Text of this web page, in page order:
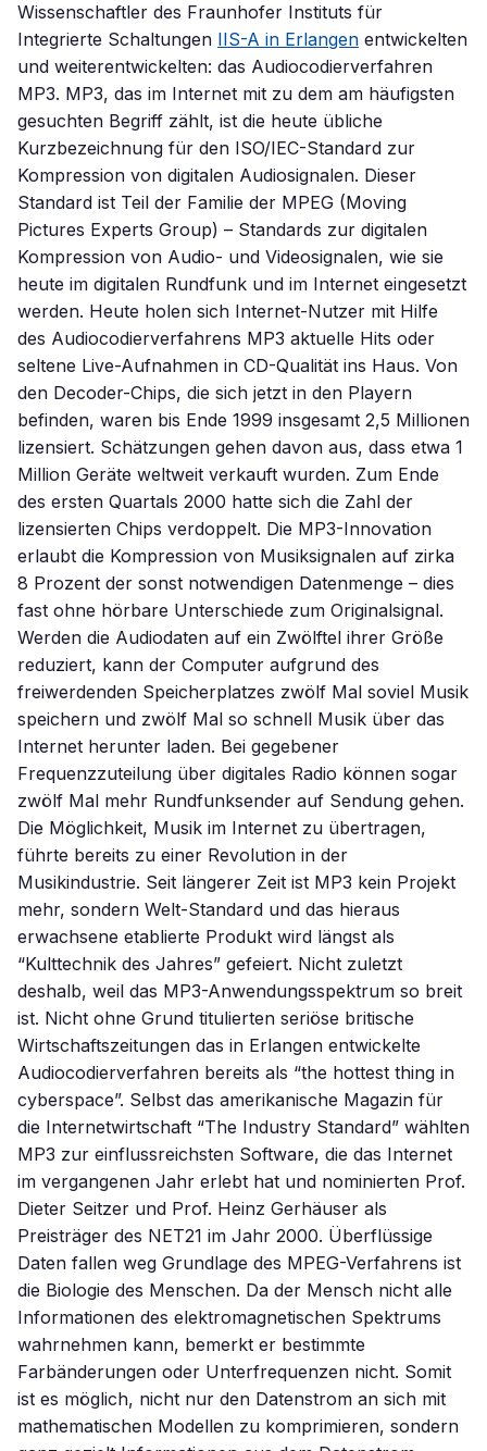
Wissenschaftler des Fraunhofer Instituts für
Integrierte Schaltungen IIS-A in Erlangen entwickelten
und weiterentwickelten: das Audiocodierverfahren
MP3. MP3, das im Internet mit zu dem am häufigsten
gesuchten Begriff zählt, ist die heute übliche
Kurzbezeichnung für den ISO/IEC-Standard zur
Kompression von digitalen Audiosignalen. Dieser
Standard ist Teil der Familie der MPEG (Moving
Pictures Experts Group) – Standards zur digitalen
Kompression von Audio- und Videosignalen, wie sie
heute im digitalen Rundfunk und im Internet eingesetzt
werden. Heute holen sich Internet-Nutzer mit Hilfe
des Audiocodierverfahrens MP3 aktuelle Hits oder
seltene Live-Aufnahmen in CD-Qualität ins Haus. Von
den Decoder-Chips, die sich jetzt in den Playern
befinden, waren bis Ende 1999 insgesamt 2,5 Millionen
lizensiert. Schätzungen gehen davon aus, dass etwa 1
Million Geräte weltweit verkauft wurden. Zum Ende
des ersten Quartals 2000 hatte sich die Zahl der
lizensierten Chips verdoppelt. Die MP3-Innovation
erlaubt die Kompression von Musiksignalen auf zirka
8 Prozent der sonst notwendigen Datenmenge – dies
fast ohne hörbare Unterschiede zum Originalsignal.
Werden die Audiodaten auf ein Zwölftel ihrer Größe
reduziert, kann der Computer aufgrund des
freiwerdenden Speicherplatzes zwölf Mal soviel Musik
speichern und zwölf Mal so schnell Musik über das
Internet herunter laden. Bei gegebener
Frequenzzuteilung über digitales Radio können sogar
zwölf Mal mehr Rundfunksender auf Sendung gehen.
Die Möglichkeit, Musik im Internet zu übertragen,
führte bereits zu einer Revolution in der
Musikindustrie. Seit längerer Zeit ist MP3 kein Projekt
mehr, sondern Welt-Standard und das hieraus
erwachsene etablierte Produkt wird längst als
“Kulttechnik des Jahres” gefeiert. Nicht zuletzt
deshalb, weil das MP3-Anwendungsspektrum so breit
ist. Nicht ohne Grund titulierten seriöse britische
Wirtschaftszeitungen das in Erlangen entwickelte
Audiocodierverfahren bereits als “the hottest thing in
cyberspace”. Selbst das amerikanische Magazin für
die Internetwirtschaft “The Industry Standard” wählten
MP3 zur einflussreichsten Software, die das Internet
im vergangenen Jahr erlebt hat und nominierten Prof.
Dieter Seitzer und Prof. Heinz Gerhäuser als
Preisträger des NET21 im Jahr 2000. Überflüssige
Daten fallen weg Grundlage des MPEG-Verfahrens ist
die Biologie des Menschen. Da der Mensch nicht alle
Informationen des elektromagnetischen Spektrums
wahrnehmen kann, bemerkt er bestimmte
Farbänderungen oder Unterfrequenzen nicht. Somit
ist es möglich, nicht nur den Datenstrom an sich mit
mathematischen Modellen zu komprimieren, sondern